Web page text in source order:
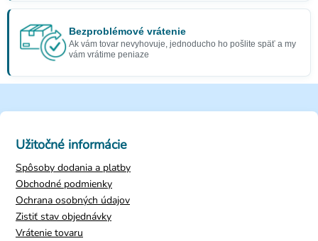
Bezproblémové vrátenie
Ak vám tovar nevyhovuje, jednoducho ho pošlite späť a my
vám vrátime peniaze
Užitočné informácie
Spôsoby dodania a platby
Obchodné podmienky
Ochrana osobných údajov
Zistiť stav objednávky
Vrátenie tovaru